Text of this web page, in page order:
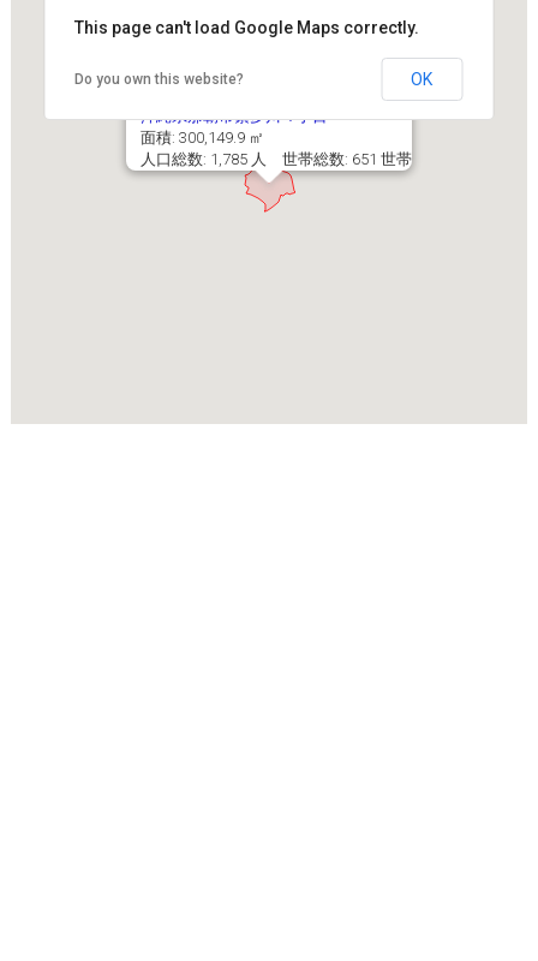
沖縄県那覇市繁多川４丁目
面積: 300,149.9 ㎡
人口総数: 1,785 人 世帯総数: 651 世帯
This page can't load Google Maps correctly.
Do you own this website? OK